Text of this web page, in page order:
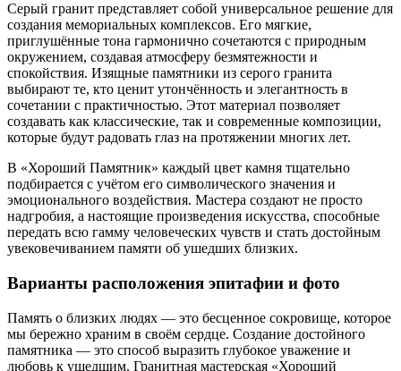
Серый гранит представляет собой универсальное решение для
создания мемориальных комплексов. Его мягкие,
приглушённые тона гармонично сочетаются с природным
окружением, создавая атмосферу безмятежности и
спокойствия. Изящные памятники из серого гранита
выбирают те, кто ценит утончённость и элегантность в
сочетании с практичностью. Этот материал позволяет
создавать как классические, так и современные композиции,
которые будут радовать глаз на протяжении многих лет.
В «Хороший Памятник» каждый цвет камня тщательно
подбирается с учётом его символического значения и
эмоционального воздействия. Мастера создают не просто
надгробия, а настоящие произведения искусства, способные
передать всю гамму человеческих чувств и стать достойным
увековечиванием памяти об ушедших близких.
Варианты расположения эпитафии и фото
Память о близких людях — это бесценное сокровище, которое
мы бережно храним в своём сердце. Создание достойного
памятника — это способ выразить глубокое уважение и
любовь к ушедшим. Гранитная мастерская «Хороший